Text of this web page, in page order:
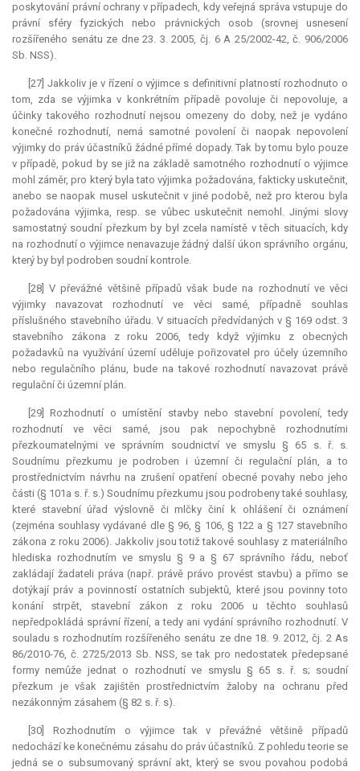
poskytování právní ochrany v případech, kdy veřejná správa vstupuje do
právní sféry fyzických nebo právnických osob (srovnej usnesení
rozšířeného senátu ze dne 23. 3. 2005, čj. 6 A 25/2002-42, č. 906/2006
Sb. NSS).
[27] Jakkoliv je v řízení o výjimce s definitivní platností rozhodnuto o
tom, zda se výjimka v konkrétním případě povoluje či nepovoluje, a
účinky takového rozhodnutí nejsou omezeny do doby, než je vydáno
konečné rozhodnutí, nemá samotné povolení či naopak nepovolení
výjimky do práv účastníků žádné přímé dopady. Tak by tomu bylo pouze
v případě, pokud by se již na základě samotného rozhodnutí o výjimce
mohl záměr, pro který byla tato výjimka požadována, fakticky uskutečnit,
anebo se naopak musel uskutečnit v jiné podobě, než pro kterou byla
požadována výjimka, resp. se vůbec uskutečnit nemohl. Jinými slovy
samostatný soudní přezkum by byl zcela namístě v těch situacích, kdy
na rozhodnutí o výjimce nenavazuje žádný další úkon správního orgánu,
který by byl podroben soudní kontrole.
[28] V převážné většině případů však bude na rozhodnutí ve věci
výjimky navazovat rozhodnutí ve věci samé, případně souhlas
příslušného stavebního úřadu. V situacích předvídaných v § 169 odst. 3
stavebního zákona z roku 2006, tedy když výjimku z obecných
požadavků na využívání území uděluje pořizovatel pro účely územního
nebo regulačního plánu, bude na takové rozhodnutí navazovat právě
regulační či územní plán.
[29] Rozhodnutí o umístění stavby nebo stavební povolení, tedy
rozhodnutí ve věci samé, jsou pak nepochybně rozhodnutími
přezkoumatelnými ve správním soudnictví ve smyslu § 65 s. ř. s.
Soudnímu přezkumu je podroben i územní či regulační plán, a to
prostřednictvím návrhu na zrušení opatření obecné povahy nebo jeho
části (§ 101a s. ř. s.) Soudnímu přezkumu jsou podrobeny také souhlasy,
které stavební úřad výslovně či mlčky činí k ohlášení či oznámení
(zejména souhlasy vydávané dle § 96, § 106, § 122 a § 127 stavebního
zákona z roku 2006). Jakkoliv jsou totiž takové souhlasy z materiálního
hlediska rozhodnutím ve smyslu § 9 a § 67 správního řádu, neboť
zakládají žadateli práva (např. právě právo provést stavbu) a přímo se
dotýkají práv a povinností ostatních subjektů, které jsou povinny toto
konání strpět, stavební zákon z roku 2006 u těchto souhlasů
nepředpokládá správní řízení, a tedy ani vydání správního rozhodnutí. V
souladu s rozhodnutím rozšířeného senátu ze dne 18. 9. 2012, čj. 2 As
86/2010-76, č. 2725/2013 Sb. NSS, se tak pro nedostatek předepsané
formy nemůže jednat o rozhodnutí ve smyslu § 65 s. ř. s; soudní
přezkum je však zajištěn prostřednictvím žaloby na ochranu před
nezákonným zásahem (§ 82 s. ř. s).
[30] Rozhodnutím o výjimce tak v převážné většině případů
nedochází ke konečnému zásahu do práv účastníků. Z pohledu teorie se
jedná se o subsumovaný správní akt, který se svou povahou podobá